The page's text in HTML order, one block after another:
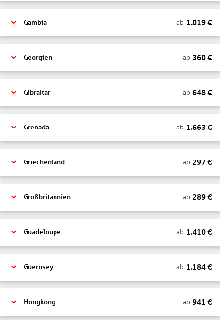
Gambia ab 1.019€
Georgien ab 360€
Gibraltar ab 648€
Grenada ab 1.663 €
Griechenland ab 297 €
Großbritannien ab 289€
Guadeloupe ab 1.410€
Guernsey ab 1.184€
Hongkong ab 941 €